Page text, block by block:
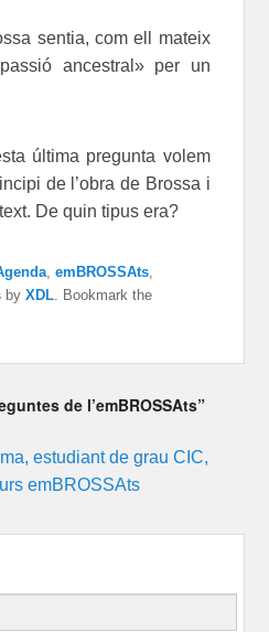
sentia, com ell mateix
ancestral» per un
última pregunta volem
de l’obra de Brossa i
De quin tipus era?
,emBROSSAts,
byXDL. Bookmark the
de l’emBROSSAts”
estudiant de grau CIC,
emBROSSAts